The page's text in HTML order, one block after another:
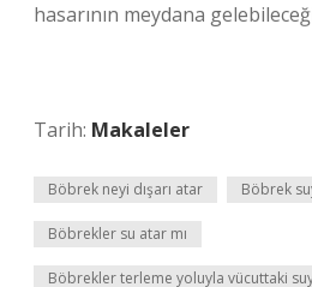
hasarının meydana
Tarih: Makaleler
Böbrek neyi dışarı atar Böbrek
Böbrekler su atar mı
Böbrekler terleme yoluyla vücuttaki